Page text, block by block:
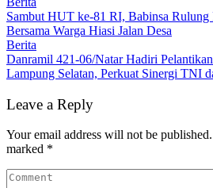
Sambut HUT ke-81 RI, Babinsa Rulung
Bersama Warga Hiasi Jalan Desa
Berita
Danramil 421-06/Natar Hadiri
Lampung Selatan, Perkuat Sinergi TNI
Leave a Reply
Your email address will not be published.
marked *